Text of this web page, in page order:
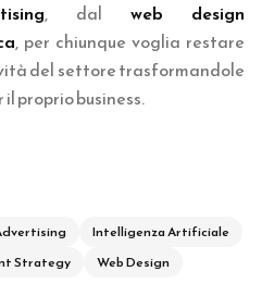
, dal web design
, per chiunque voglia restare
del settore trasformandole
proprio business.
Intelligenza Artificiale
Strategy Web Design